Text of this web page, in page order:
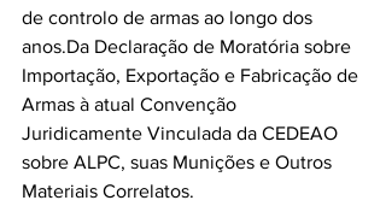
de controlo de armas ao longo dos
anos.Da Declaração de Moratória sobre
Importação, Exportação e Fabricação de
Armas à atual Convenção
Juridicamente Vinculada da CEDEAO
sobre ALPC, suas Munições e Outros
Materiais Correlatos.